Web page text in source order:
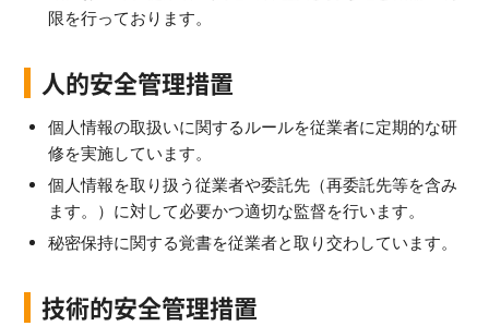
限を行っております。
人的安全管理措置
個人情報の取扱いに関するルールを従業者に定期的な研
修を実施しています。
個人情報を取り扱う従業者や委託先（再委託先等を含み
ます。）に対して必要かつ適切な監督を行います。
秘密保持に関する覚書を従業者と取り交わしています。
技術的安全管理措置